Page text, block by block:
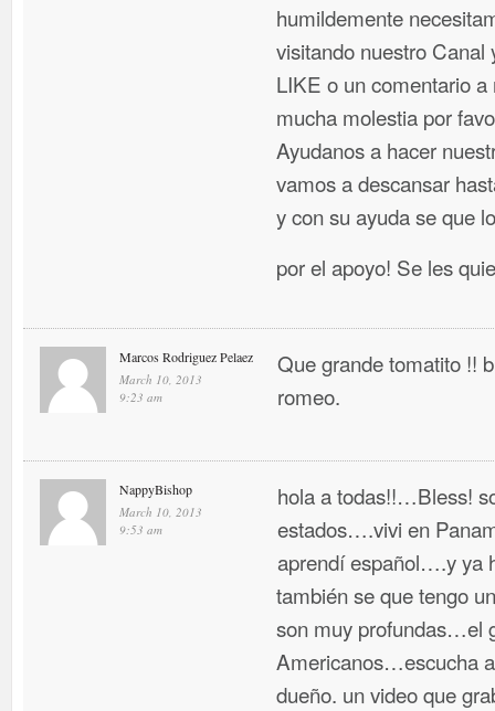
humildemente
visitando nuestro Canal
LIKE o un comentario
mucha molestia por
Ayudanos a hacer
vamos a descansar
y con su ayuda se que
por el apoyo! Se les
Marcos Rodriguez Pelaez
March 10, 2013
9:23 am
Que grande tomatito !!
romeo.
NappyBishop
March 10, 2013
9:53 am
hola a todas!!…Bless!
estados….vivi en
aprendí español….y ya
también se que tengo
son muy profundas…el
Americanos…escucha
dueño. un video que